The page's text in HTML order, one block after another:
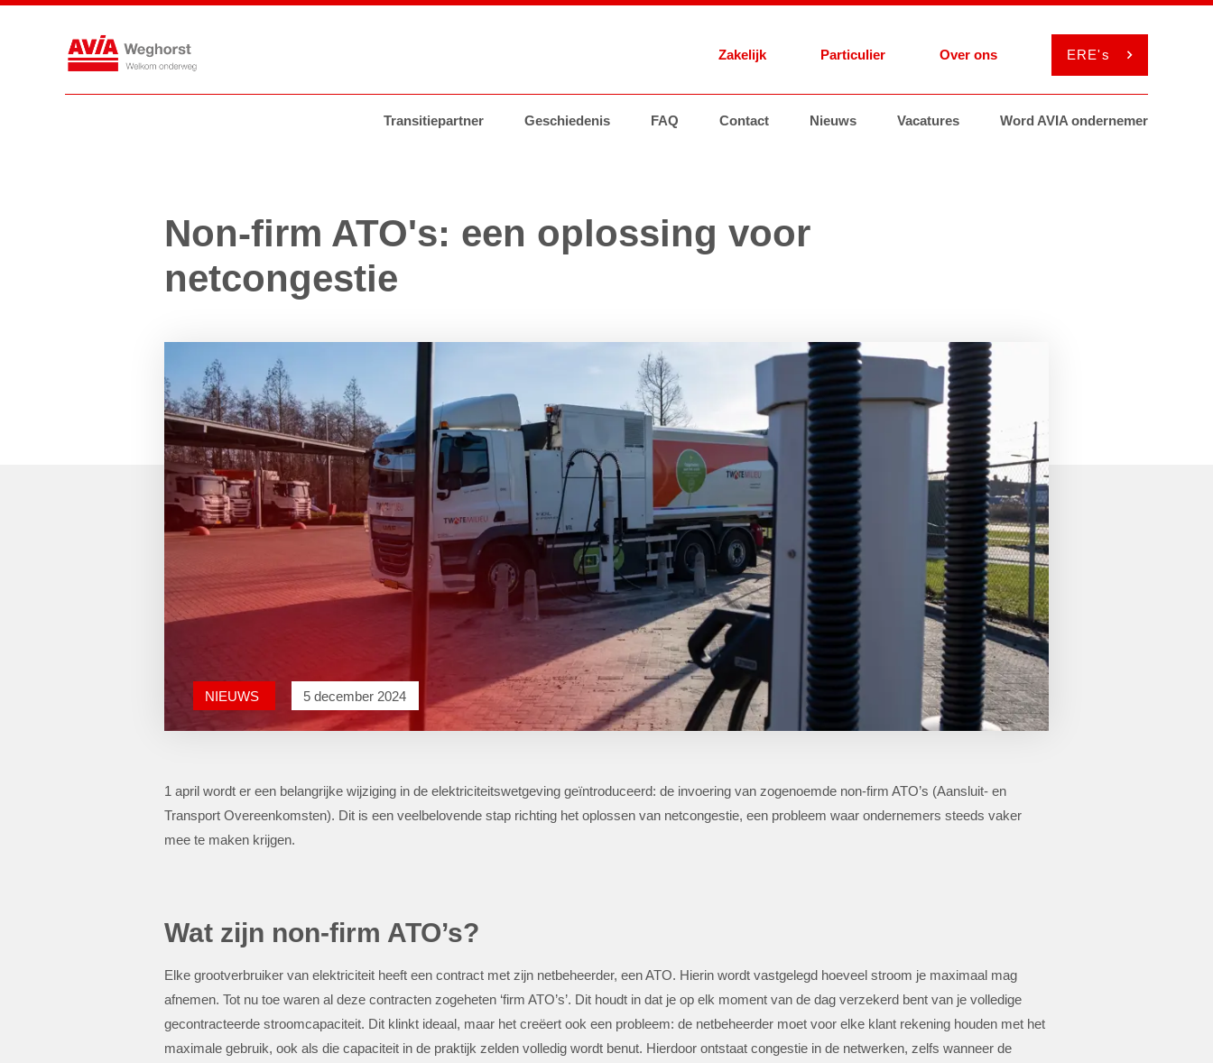
Zakelijk
AVIA Energie Brandstoffen AVIA Card Groothandel Services Smeermiddelen MyAVIA
Particulier
Tankstations Brandstoffen Services Smeermiddelen ViaAVIA
Over ons
Transitiepartner Geschiedenis FAQ Contact Nieuws Vacatures Word AVIA ondernemer
ERE's
Non-firm ATO's: een oplossing voor
netcongestie
NIEUWS 5 december 2024
1 april wordt er een belangrijke wijziging in de elektriciteitswetgeving geïntroduceerd: de invoering van zogenoemde non-firm ATO’s (Aansluit- en
Transport Overeenkomsten). Dit is een veelbelovende stap richting het oplossen van netcongestie, een probleem waar ondernemers steeds vaker
mee te maken krijgen.
Wat zijn non-firm ATO’s?
Elke grootverbruiker van elektriciteit heeft een contract met zijn netbeheerder, een ATO. Hierin wordt vastgelegd hoeveel stroom je maximaal mag
afnemen. Tot nu toe waren al deze contracten zogeheten ‘firm ATO’s’. Dit houdt in dat je op elk moment van de dag verzekerd bent van je volledige
gecontracteerde stroomcapaciteit. Dit klinkt ideaal, maar het creëert ook een probleem: de netbeheerder moet voor elke klant rekening houden met het
maximale gebruik, ook als die capaciteit in de praktijk zelden volledig wordt benut. Hierdoor ontstaat congestie in de netwerken, zelfs wanneer de